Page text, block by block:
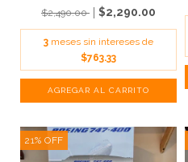
$2,490.00
$2,290.00
3 meses sin intereses de
$763.33
21% OFF